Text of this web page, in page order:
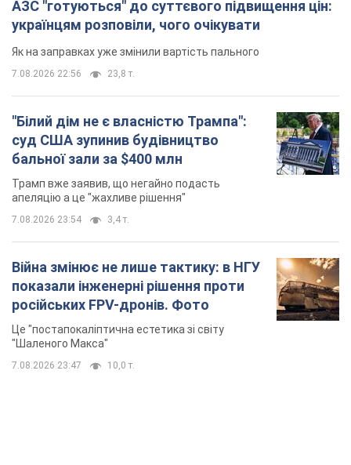
АЗС "готуються" до суттєвого підвищення цін:
українцям розповіли, чого очікувати
Як на заправках уже змінили вартість пального
7.08.2026 22:56 23,8 т.
"Білий дім не є власністю Трампа":
суд США зупинив будівництво
бальної зали за $400 млн
Трамп вже заявив, що негайно подасть
апеляцію а це "жахливе рішення"
7.08.2026 23:54 3,4 т.
Війна змінює не лише тактику: в НГУ
показали інженерні рішення проти
російських FPV-дронів. Фото
Це "постапокаліптична естетика зі світу
"Шаленого Макса"
7.08.2026 23:47 10,0 т.